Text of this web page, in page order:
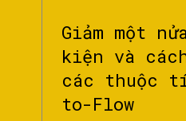
Giảm một
kiện và
các thuộc
to-Flow